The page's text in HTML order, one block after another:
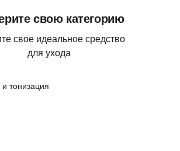
свою категорию
свое идеальное средство
для ухода
тонизация